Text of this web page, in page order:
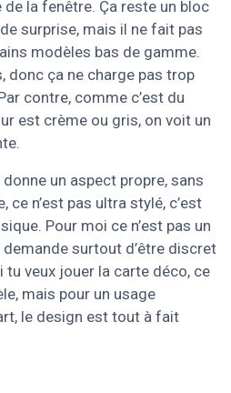
la fenêtre. Ça reste un bloc
surprise, mais il ne fait pas
modèles bas de gamme.
donc ça ne charge pas trop
contre, comme c’est du
est crème ou gris, on voit un
un aspect propre, sans
ce n’est pas ultra stylé, c’est
Pour moi ce n’est pas un
surtout d’être discret
veux jouer la carte déco, ce
mais pour un usage
le design est tout à fait